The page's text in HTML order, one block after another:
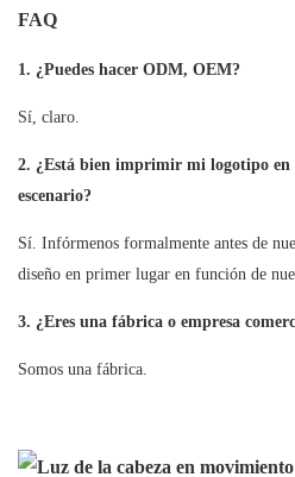
FAQ
1. ¿Puedes hacer ODM, OEM?
Sí, claro.
2. ¿Está bien imprimir mi logotipo en
escenario?
Sí. Infórmenos formalmente antes de
diseño en primer lugar en función de
3. ¿Eres una fábrica o empresa
Somos una fábrica.